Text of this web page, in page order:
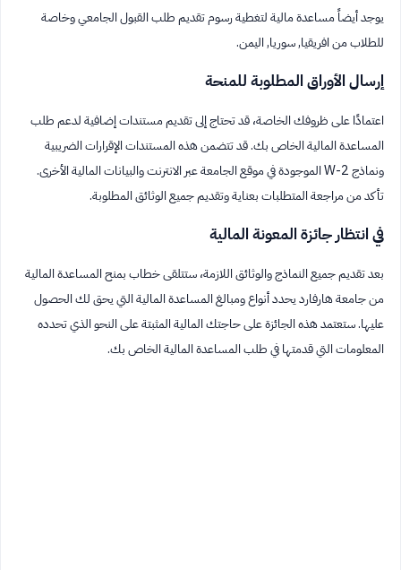
يوجد أيضاً مساعدة مالية لتغطية رسوم تقديم طلب القبول الجامعي وخاصة
للطلاب من افريقيا, سوريا, اليمن.
إرسال الأوراق المطلوبة للمنحة
اعتمادًا على ظروفك الخاصة، قد تحتاج إلى تقديم مستندات إضافية لدعم طلب
المساعدة المالية الخاص بك. قد تتضمن هذه المستندات الإقرارات الضريبية
ونماذج W-2 الموجودة في موقع الجامعة عبر الانترنت والبيانات المالية الأخرى.
تأكد من مراجعة المتطلبات بعناية وتقديم جميع الوثائق المطلوبة.
في انتظار جائزة المعونة المالية
بعد تقديم جميع النماذج والوثائق اللازمة، ستتلقى خطاب بمنح المساعدة المالية
من جامعة هارفارد يحدد أنواع ومبالغ المساعدة المالية التي يحق لك الحصول
عليها. ستعتمد هذه الجائزة على حاجتك المالية المثبتة على النحو الذي تحدده
المعلومات التي قدمتها في طلب المساعدة المالية الخاص بك.